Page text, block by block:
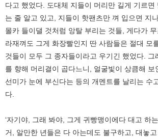
다고 했었다. 도대체 지들이 머리만 길게 기르면
는 줄 알고 있고, 지들이 핫팬츠만 껴 입으면 지
몰카 들이댈 것처럼 앙탈 부리는 것들, 게다가
라재껴도 그게 화장빨인지 딴 사람들은 절대 모
것들이 모두 그 종자들이라고 우기긴 했었다. 그
를 향해 머리결이 곱다느니, 얼굴빛이 상큼해 보
선미가 눈에 부신다는 등의 개멘트를 날리는 수
다.
‘자기야, 그래 봐야, 그게 귀빵맹이에다 대고 하
거, 알만한 년들은 다 아는데도 불구하고, 대놓